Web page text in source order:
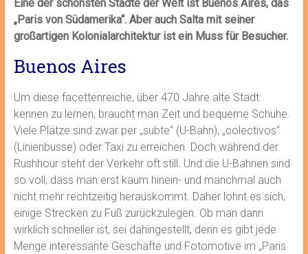
Eine der schönsten Städte der Welt ist Buenos Aires, das
„Paris von Südamerika“. Aber auch Salta mit seiner
großartigen Kolonialarchitektur ist ein Muss für Besucher.
Buenos Aires
Um diese facettenreiche, über 470 Jahre alte Stadt
kennen zu lernen, braucht man Zeit und bequeme Schuhe.
Viele Plätze sind zwar per „subte“ (U-Bahn), „colectivos“
(Linienbusse) oder Taxi zu erreichen. Doch während der
Rushhour steht der Verkehr oft still. Und die U-Bahnen sind
so voll, dass man erst kaum hinein- und manchmal auch
nicht mehr rechtzeitig herauskommt. Daher lohnt es sich,
einige Strecken zu Fuß zurückzulegen. Ob man dann
wirklich schneller ist, sei dahingestellt, denn es gibt jede
Menge interessante Geschäfte und Fotomotive im „Paris